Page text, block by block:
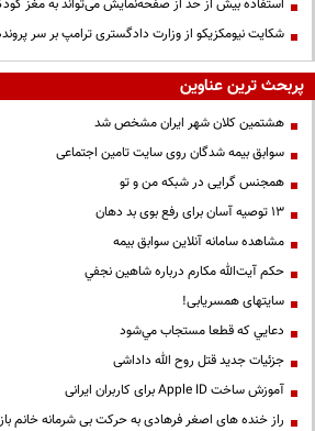
استفاده بیش از حد از صفحه‌نمایش می‌تواند به مغز
شکایت نیومکزیکو از وزارت دادگستری ترامپ بر سر
پربحث ترین عناوین
هشتمین کلان شهر ایران مشخص شد
سوابق بیمه شدگان روی سایت تامین اجتماعی
همجنس گرایی در شبکه من و تو
13 توصیه آسان برای رفع بوی بد دهان
مشاهده سامانه آنلاين سوابق بیمه
حكم آيت‌الله مكارم درباره شاهين نجفي
سایتهای همسریابی!
دعايي كه قطعا مستجاب مي‌شود
جزئیات جدید قتل روح الله داداشی
آموزش ساخت Apple ID برای کاربران ایرانی
راز خنده های اصغر فرهادی به حرکت بی شرمانه خانم